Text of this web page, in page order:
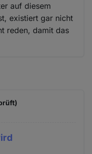
auf diesem
existiert gar nicht
reden, damit das